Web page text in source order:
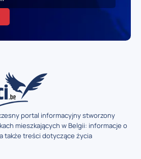
portal informacyjny stworzony
mieszkających w Belgii: informacje o
także treści dotyczące życia